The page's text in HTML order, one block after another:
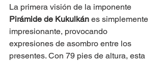
La primera visión de la imponente
Pirámide de Kukulkán es simplemente
impresionante, provocando
expresiones de asombro entre los
presentes. Con 79 pies de altura, esta